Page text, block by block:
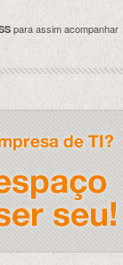
para assim acompanhar